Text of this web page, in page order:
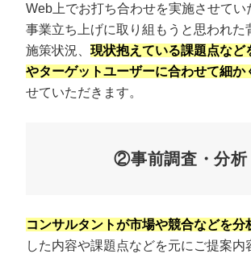
Web上でお打ち合わせを実施させてい
事業立ち上げに取り組もうと思われた
施策状況、 現状抱えている課題点など
やターゲットユーザーに合わせて細か
せていただきます。
②事前調査・分析
コンサルタントが市場や競合などを分
した内容や課題点などを元にご提案内